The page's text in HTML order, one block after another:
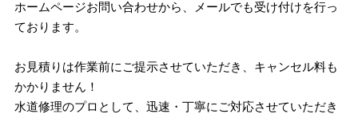
ホームページお問い合わせから、メールでも受け付けを行っ
ております。
お見積りは作業前にご提示させていただき、キャンセル料も
かかりません！
水道修理のプロとして、迅速・丁寧にご対応させていただき